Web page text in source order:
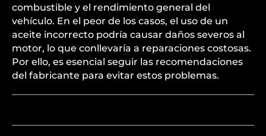
combustible y el rendimiento general del
vehículo. En el peor de los casos, el uso de un
aceite incorrecto podría causar daños severos al
motor, lo que conllevaría a reparaciones costosas.
Por ello, es esencial seguir las recomendaciones
del fabricante para evitar estos problemas.